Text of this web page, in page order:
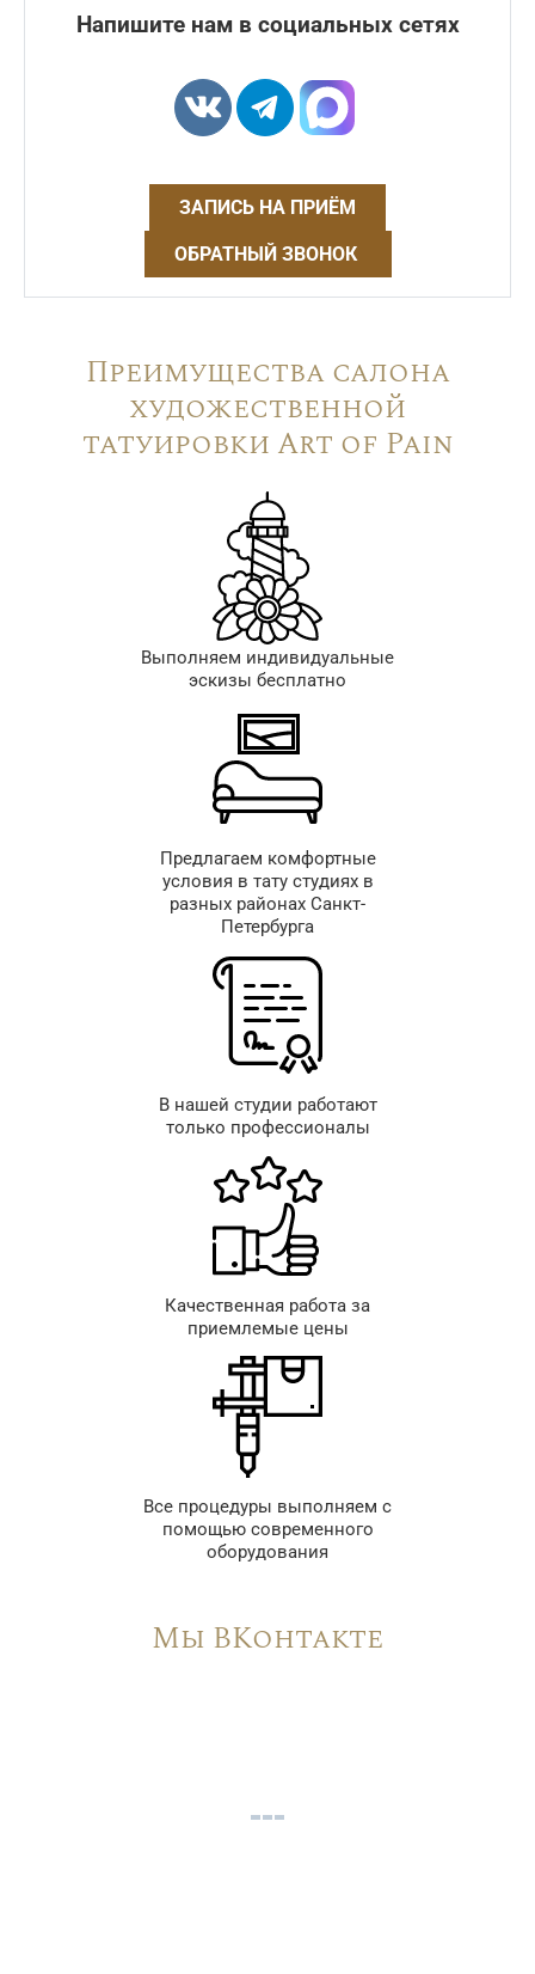
Напишите нам в социальных сетях
ЗАПИСЬ НА ПРИЁМ
ОБРАТНЫЙ ЗВОНОК
Преимущества салона
художественной
татуировки Art of Pain
Выполняем индивидуальные
эскизы бесплатно
Предлагаем комфортные
условия в тату студиях в
разных районах Санкт-
Петербурга
В нашей студии работают
только профессионалы
Качественная работа за
приемлемые цены
Все процедуры выполняем с
помощью современного
оборудования
Мы ВКонтакте